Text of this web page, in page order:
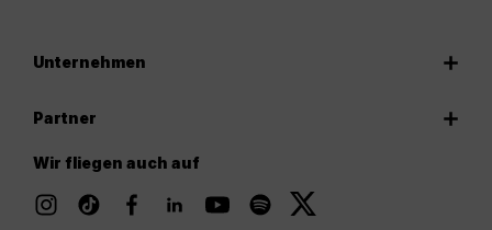
Unternehmen
Partner
Wir fliegen auch auf